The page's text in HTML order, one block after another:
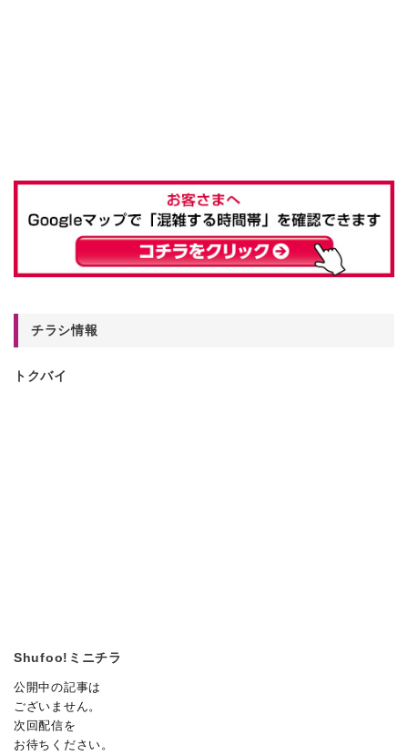
チラシ情報
トクバイ
Shufoo!ミニチラ
公開中の記事は
ございません。
次回配信を
お待ちください。